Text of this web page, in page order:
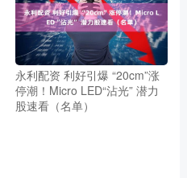
永利配资 利好引爆 “20cm”涨
停潮！Micro LED“沾光” 潜力
股速看（名单）